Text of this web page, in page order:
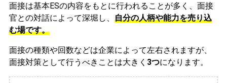
面接は基本ESの内容をもとに行われることが多く、面接
官との対話によって深堀し、 自分の人柄や能力を売り込
む場です。
面接の種類や回数などは企業によって左右されますが、
面接対策として行うべきことは大きく 3つになります。